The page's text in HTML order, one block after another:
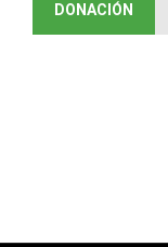
DONACIÓN